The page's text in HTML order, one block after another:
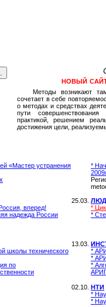
новый
Методы возникают
сочетает в себе
о методах и средствах
пути
практикой, решением
достижения цели,
«Мастер устранения
*
25.03.
вперед!
надежда России
*
*
13.03.
школы технического
по
*
*
*
02.10. НТИ
*
*